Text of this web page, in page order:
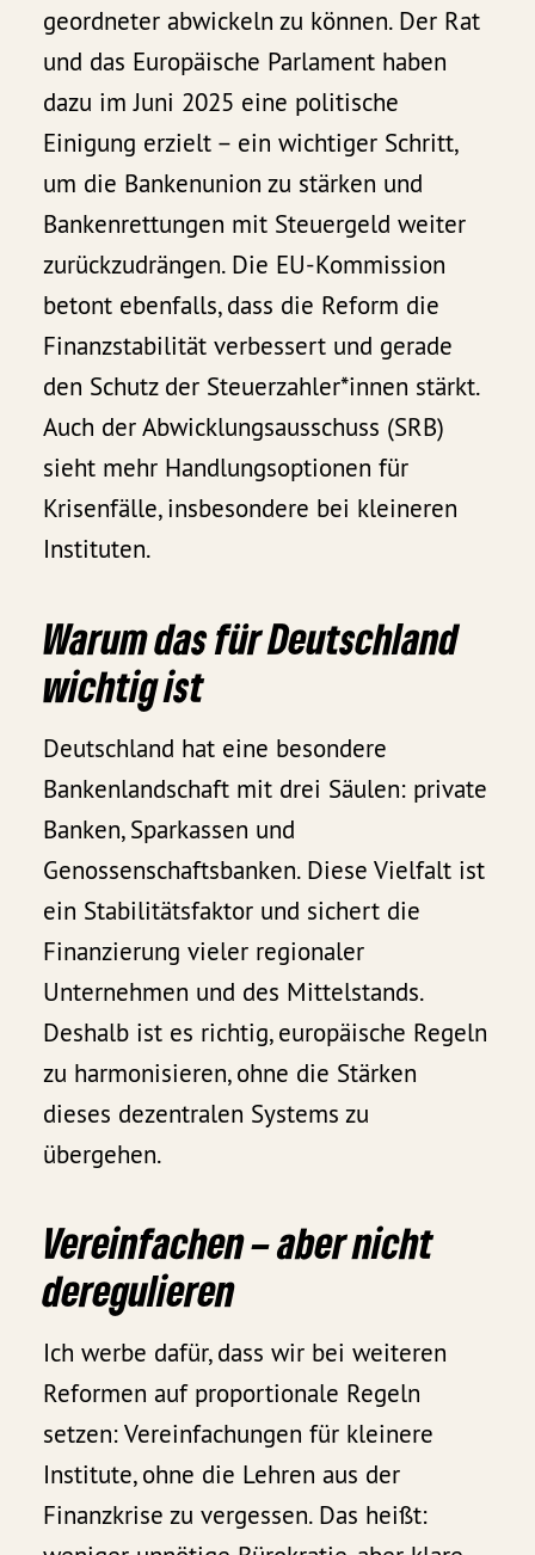
geordneter abwickeln zu können. Der Rat
und das Europäische Parlament haben
dazu im Juni 2025 eine politische
Einigung erzielt – ein wichtiger Schritt,
um die Bankenunion zu stärken und
Bankenrettungen mit Steuergeld weiter
zurückzudrängen. Die EU-Kommission
betont ebenfalls, dass die Reform die
Finanzstabilität verbessert und gerade
den Schutz der Steuerzahler*innen stärkt.
Auch der Abwicklungsausschuss (SRB)
sieht mehr Handlungsoptionen für
Krisenfälle, insbesondere bei kleineren
Instituten.
Warum das für Deutschland
wichtig ist
Deutschland hat eine besondere
Bankenlandschaft mit drei Säulen: private
Banken, Sparkassen und
Genossenschaftsbanken. Diese Vielfalt ist
ein Stabilitätsfaktor und sichert die
Finanzierung vieler regionaler
Unternehmen und des Mittelstands.
Deshalb ist es richtig, europäische Regeln
zu harmonisieren, ohne die Stärken
dieses dezentralen Systems zu
übergehen.
Vereinfachen – aber nicht
deregulieren
Ich werbe dafür, dass wir bei weiteren
Reformen auf proportionale Regeln
setzen: Vereinfachungen für kleinere
Institute, ohne die Lehren aus der
Finanzkrise zu vergessen. Das heißt: